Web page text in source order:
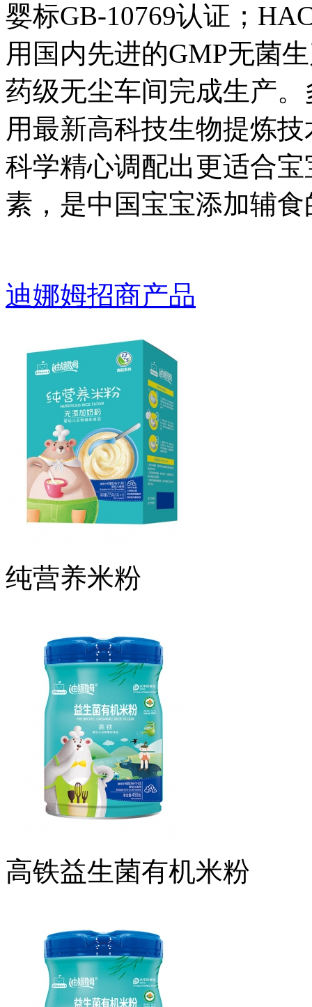
婴标GB-10769认证；
用国内先进的GMP无菌
药级无尘车间完成生产
用最新高科技生物提炼
科学精心调配出更适合
素，是中国宝宝添加辅
迪娜姆招商产品
纯营养米粉
高铁益生菌有机米粉